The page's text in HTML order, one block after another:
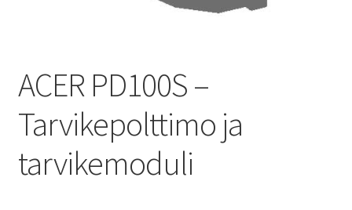
ACER PD100S –
Tarvikepolttimo ja
tarvikemoduli